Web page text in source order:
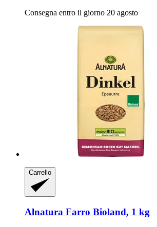
Consegna entro il giorno 20 agosto
Carrello
Alnatura Farro Bioland, 1 kg